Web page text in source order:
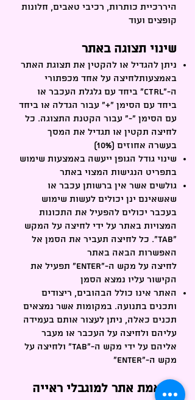
היררכיית כותרות, רכיבי טאבים, חלונות
קופצים ועוד
שינוי תצוגה באתר
ניתן להגדיל או להקטין את תצוגת האתר
באמצעותלחיצה על אחד מכפתורי
ה-“CTRL” ביחד עם גלגלת העכבר או
ביחד עם הסימן “+” עבור הגדלה או ביחד
עם הסימן “-” עבור הקטנת התצוגה. כל
לחיצה תקטין או תגדיל את המסך
בעשרה אחוזים (10%)
שינוי גודל הגופן ייעשה באמצעות שימוש
בתפריט הנגישות המצוי באתר
גולשים אשר אין ברשותן עכבר או
שאשאינם ינן יכולים לעשות שימוש
בעכבר יכולים להפעיל את התכונות
המצויות באתר על ידי לחיצה על המקש
“TAB”. כל לחיצה תעביר את הסמן אל
האפשרות הבאה באתר
לחיצה על מקש ה-“Enter” תפעיל את
הקישור עליו נמצא הסמן
האתר אינו כולל הבהובים, ריצודים
ותכנים בתנועה. במקומות אשר נמצאים
תכנים כאלה, ניתן לעצור אותם בעמידה
עליהם ולחיצה על העכבר או מעבר
אליהם על ידי מקש ה-“TAB” ולחיצה על
מקש ה-“Enter"
התאמת אתר למוגבלי ראייה